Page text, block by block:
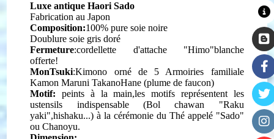
Luxe antique Haori Sado
Fabrication au Japon
Composition:100% pure soie noire
Doublure soie gris doré
Fermeture:cordellette d'attache "Himo"blanche
offerte!
MonTsuki:Kimono orné de 5 Armoiries familiale
Kamon Maruni TakanoHane (plume de faucon)
Motif:peints à la main,les motifs représentent les
ustensils indispensable (Bol chawan "Raku
yaki",hishaku...) à la cérémonie du Thé appelé "Sado"
ou Chanoyu.